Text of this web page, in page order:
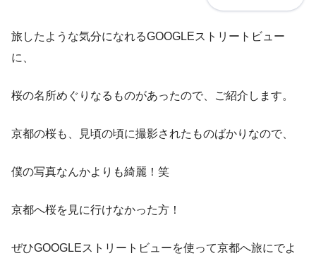
旅したような気分になれるGOOGLEストリートビュー
に、
桜の名所めぐりなるものがあったので、ご紹介します。
京都の桜も、見頃の頃に撮影されたものばかりなので、
僕の写真なんかよりも綺麗！笑
京都へ桜を見に行けなかった方！
ぜひGOOGLEストリートビューを使って京都へ旅にでよ